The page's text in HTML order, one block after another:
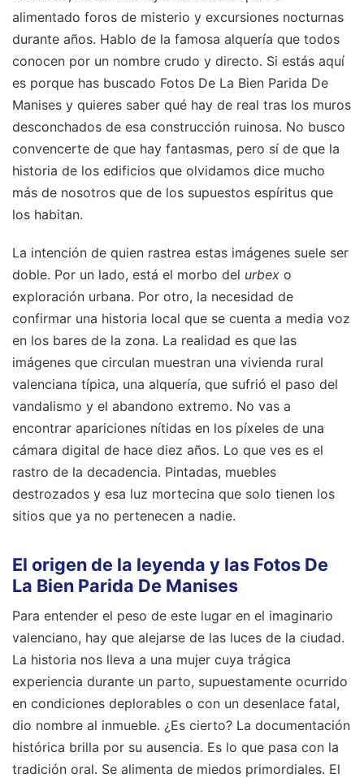
alimentado foros de misterio y excursiones nocturnas
durante años. Hablo de la famosa alquería que todos
conocen por un nombre crudo y directo. Si estás aquí
es porque has buscado Fotos De La Bien Parida De
Manises y quieres saber qué hay de real tras los muros
desconchados de esa construcción ruinosa. No busco
convencerte de que hay fantasmas, pero sí de que la
historia de los edificios que olvidamos dice mucho
más de nosotros que de los supuestos espíritus que
los habitan.
La intención de quien rastrea estas imágenes suele ser
doble. Por un lado, está el morbo del urbex o
exploración urbana. Por otro, la necesidad de
confirmar una historia local que se cuenta a media voz
en los bares de la zona. La realidad es que las
imágenes que circulan muestran una vivienda rural
valenciana típica, una alquería, que sufrió el paso del
vandalismo y el abandono extremo. No vas a
encontrar apariciones nítidas en los píxeles de una
cámara digital de hace diez años. Lo que ves es el
rastro de la decadencia. Pintadas, muebles
destrozados y esa luz mortecina que solo tienen los
sitios que ya no pertenecen a nadie.
El origen de la leyenda y las Fotos De
La Bien Parida De Manises
Para entender el peso de este lugar en el imaginario
valenciano, hay que alejarse de las luces de la ciudad.
La historia nos lleva a una mujer cuya trágica
experiencia durante un parto, supuestamente ocurrido
en condiciones deplorables o con un desenlace fatal,
dio nombre al inmueble. ¿Es cierto? La documentación
histórica brilla por su ausencia. Es lo que pasa con la
tradición oral. Se alimenta de miedos primordiales. El